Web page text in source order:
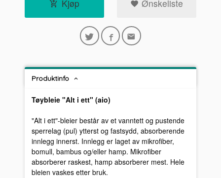
Kjøp Ønskeliste
Produktinfo
Tøybleie "Alt i ett" (aio)
"Alt i ett"-bleier består av et vanntett og pustende
sperrelag (pul) ytterst og fastsydd, absorberende
innlegg innerst. Innlegg er laget av mikrofiber,
bomull, bambus og/eller hamp. Mikrofiber
absorberer raskest, hamp absorberer mest. Hele
bleien vaskes etter bruk.